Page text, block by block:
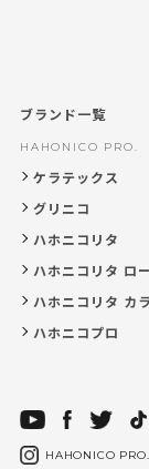
ブランド一覧
HAHONICO PRO.
ケラテックス
グリニコ
ハホニコリタ
ハホニコリタ ロ
ハホニコリタ カ
ハホニコプロ
HAHONICO PRO.